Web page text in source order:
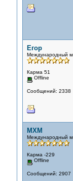
Егор
Международный
Карма 51
Offline
Сообщений: 2338
MXM
Международный
Карма -229
Offline
Сообщений: 2907